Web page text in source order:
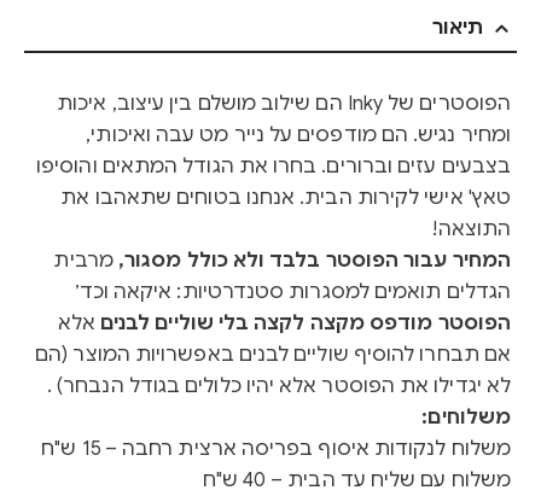
תיאור
הפוסטרים של Inky הם שילוב מושלם בין עיצוב, איכות
ומחיר נגיש. הם מודפסים על נייר מט עבה ואיכותי,
בצבעים עזים וברורים. בחרו את הגודל המתאים והוסיפו
טאץ' אישי לקירות הבית. אנחנו בטוחים שתאהבו את
התוצאה!
המחיר עבור הפוסטר בלבד ולא כולל מסגור, מרבית
הגדלים תואמים למסגרות סטנדרטיות: איקאה וכד׳
הפוסטר מודפס מקצה לקצה בלי שוליים לבנים אלא
אם תבחרו להוסיף שוליים לבנים באפשרויות המוצר (הם
לא יגדילו את הפוסטר אלא יהיו כלולים בגודל הנבחר) .
משלוחים:
משלוח לנקודות איסוף בפריסה ארצית רחבה – 15 ש"ח
משלוח עם שליח עד הבית – 40 ש"ח